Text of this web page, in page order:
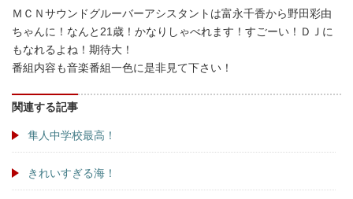
ＭＣＮサウンドグルーバーアシスタントは富永千香から野田彩由
ちゃんに！なんと21歳！かなりしゃべれます！すごーい！ＤＪに
もなれるよね！期待大！
番組内容も音楽番組一色に是非見て下さい！
関連する記事
隼人中学校最高！
きれいすぎる海！